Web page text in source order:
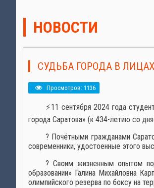
НОВОСТИ
СУДЬБА ГОРОДА В
Просмотров: 1136
⚡11 сентября 2024 года
города Саратова» (к 434-летию со
? Почётными гражданами
современники, удостоенные этого
?️ Своим жизненным опытом
образовании» Галина Михайловна
олимпийского резерва по боксу на